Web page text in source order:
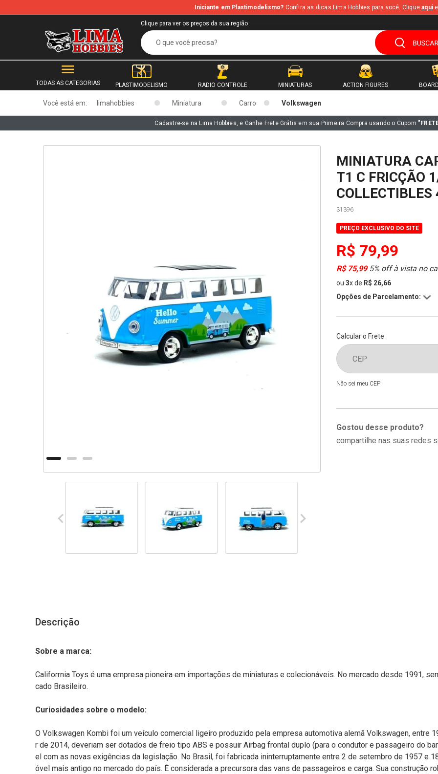
b
Iniciante em Plastimodelismo? Confira as dicas Lima Hobbies para você. Cliqueaqui
Clique para ver os preços da sua região
TODAS AS CATEGORIAS PLASTIMODELISMO RADIO CONTROLE MINIATURAS ACTION FIGURES
Você está em: limahobbies Miniatura Carro Volkswagen
Cadastre-se na Lima Hobbies, e Ganhe Frete Grátis em sua Primeira Compra usando o Cupom
MINIATURA
T1 C FRICÇÃO
COLLECTIBLES
31396
PREÇO EXCLUSIVO DO SITE
R$ 79,99
R$ 75,995% off à vista no
ou 3xde R$ 26,66
Opções de Parcelamento:
Calcular o Frete
Não sei meu CEP
Gostou desse produto?
compartilhe nas suas redes
Descrição
Sobre a marca:
Califorrnia Toys é uma empresa pioneira em importações de miniaturas e colecionáveis. No mercado desde 1991,
cado Brasileiro.
Curiosidades sobre o modelo:
O Volkswagen Kombi foi um veículo comercial ligeiro produzido pela empresa automotiva alemã Volkswagen, entre
r de 2014, deveriam ser dotados de freio tipo ABS e possuir Airbag frontal duplo (para o condutor e passageiro do
el com as novas exigências da legislação. No Brasil, foi fabricada ininterruptamente entre 2 de setembro de 1957 e
óvel mais antigo no mercado do país. É considerada a precursora das vans de passageiros e carga. Sua construção